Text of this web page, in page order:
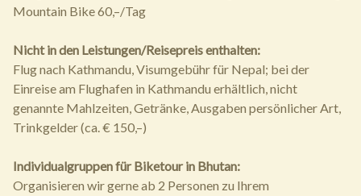
Mountain Bike 60,–/Tag
Nicht in den Leistungen/Reisepreis enthalten:
Flug nach Kathmandu, Visumgebühr für Nepal; bei der
Einreise am Flughafen in Kathmandu erhältlich, nicht
genannte Mahlzeiten, Getränke, Ausgaben persönlicher Art,
Trinkgelder (ca. € 150,–)
Individualgruppen für Biketour in Bhutan:
Organisieren wir gerne ab 2 Personen zu Ihrem